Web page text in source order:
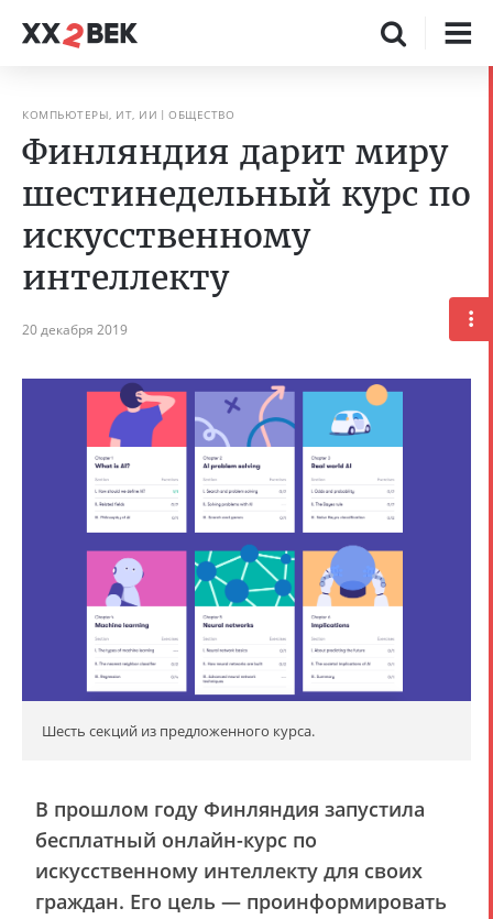
КОМПЬЮТЕРЫ, ИТ, ИИ ОБЩЕСТВО
Финляндия дарит миру
шестинедельный курс по
искусственному
интеллекту
20 декабря 2019
Шесть секций из предложенного курса.
В прошлом году Финляндия запустила
бесплатный онлайн-курс по
искусственному интеллекту для своих
граждан. Его цель — проинформировать